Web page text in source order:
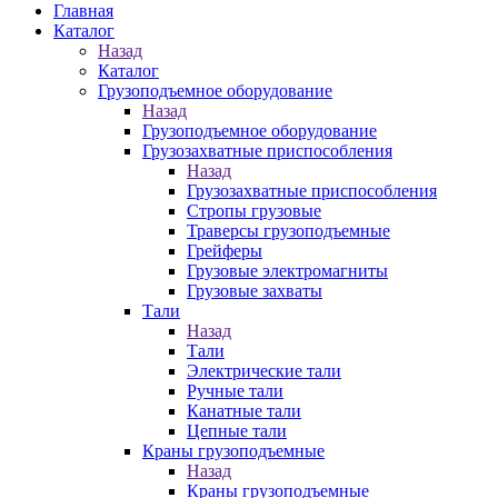
Главная
Каталог
Назад
Каталог
Грузоподъемное оборудование
Назад
Грузоподъемное оборудование
Грузозахватные приспособления
Назад
Грузозахватные приспособления
Стропы грузовые
Траверсы грузоподъемные
Грейферы
Грузовые электромагниты
Грузовые захваты
Тали
Назад
Тали
Электрические тали
Ручные тали
Канатные тали
Цепные тали
Краны грузоподъемные
Назад
Краны грузоподъемные